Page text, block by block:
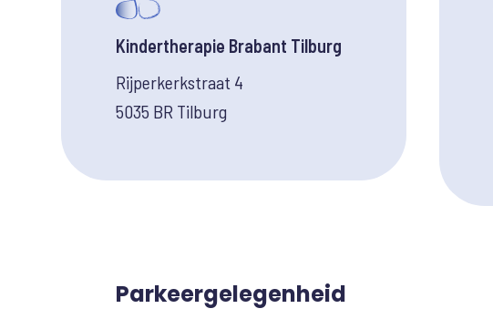
Kindertherapie Brabant Tilburg
Rijperkerkstraat 4
5035 BR Tilburg
Parkeergelegenheid